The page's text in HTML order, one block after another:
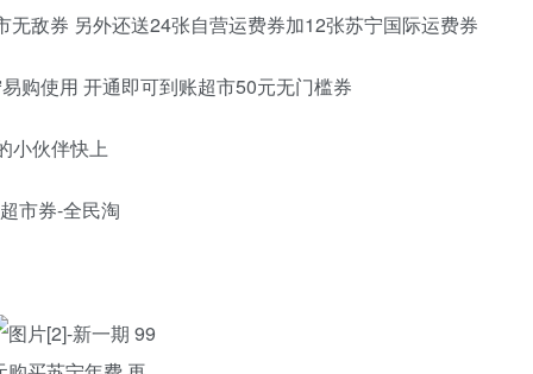
敌券 另外还送24张自营运费券加12张苏宁国际运费券
购使用 开通即可到账超市50元无门槛券
小伙伴快上